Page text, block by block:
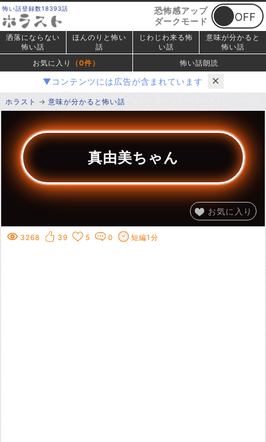
怖い話登録数18393話
恐怖感アップ
ダークモード
洒落にならない
怖い話
ほんのりと怖い
話
じわじわ来る怖
い話
意味が分かると
怖い話
お気に入り
（0件） 怖い話朗読
▼コンテンツには広告が含まれています ✕
ホラスト 意味が分かると怖い話
真由美ちゃん
お気に入り
3268 39 5 0 短編1分